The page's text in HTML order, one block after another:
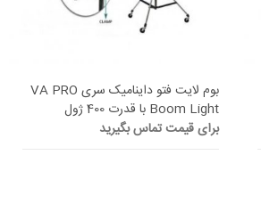
بوم لایت فتو داینامیک سری VA PRO
Boom Light با قدرت 400 ژول
برای قیمت تماس بگیرید